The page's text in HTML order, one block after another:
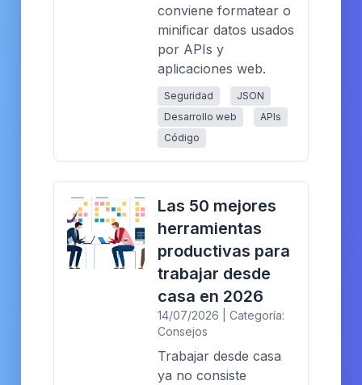
conviene formatear o
minificar datos usados
por APIs y
aplicaciones web.
Seguridad
JSON
Desarrollo web
APIs
Código
Las 50 mejores
herramientas
productivas para
trabajar desde
casa en 2026
14/07/2026 | Categoría:
Consejos
Trabajar desde casa
ya no consiste